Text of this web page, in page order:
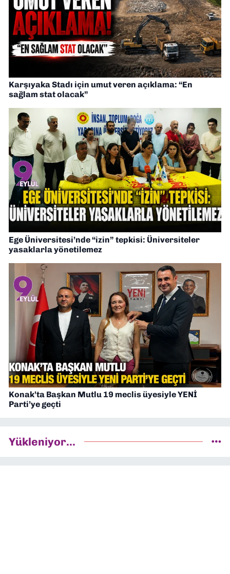
Karşıyaka Stadı için umut veren açıklama: “En
sağlam stat olacak”
Ege Üniversitesi’nde “izin” tepkisi: Üniversiteler
yasaklarla yönetilemez
Konak’ta Başkan Mutlu 19 meclis üyesiyle YENİ
Parti’ye geçti
Yükleniyor...